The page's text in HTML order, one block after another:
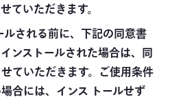
ていただきます。
ルされる前に、下記の同意書
ンストールされた場合は、同
ていただきます。ご使用条件
合には、インス トールせず